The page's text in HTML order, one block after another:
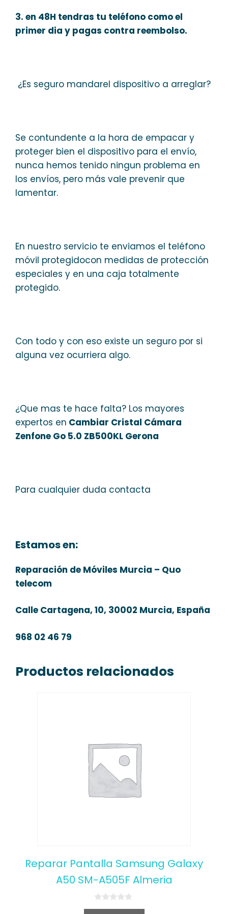
3. en 48H tendras tu teléfono como el
primer dia y pagas contra reembolso.
¿Es seguro mandarel dispositivo a arreglar?
Se contundente a la hora de empacar y
proteger bien el dispositivo para el envío,
nunca hemos tenido ningun problema en
los envíos, pero más vale prevenir que
lamentar.
En nuestro servicio te enviamos el teléfono
móvil protegidocon medidas de protección
especiales y en una caja totalmente
protegido.
Con todo y con eso existe un seguro por si
alguna vez ocurriera algo.
¿Que mas te hace falta? Los mayores
expertos en Cambiar Cristal Cámara
Zenfone Go 5.0 ZB500KL Gerona
Para cualquier duda contacta
Estamos en:
Reparación de Móviles Murcia – Quo
telecom
Calle Cartagena, 10, 30002 Murcia, España
968 02 46 79
Productos relacionados
Reparar Pantalla Samsung Galaxy
A50 SM-A505F Almeria
0